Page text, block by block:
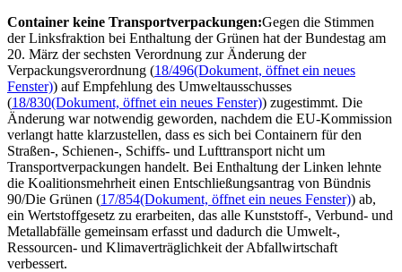
Container keine Transportverpackungen:Gegen die Stimmen
der Linksfraktion bei Enthaltung der Grünen hat der Bundestag am
20. März der sechsten Verordnung zur Änderung der
Verpackungsverordnung (18/496(Dokument, öffnet ein neues
Fenster)) auf Empfehlung des Umweltausschusses
(18/830(Dokument, öffnet ein neues Fenster)) zugestimmt. Die
Änderung war notwendig geworden, nachdem die EU-Kommission
verlangt hatte klarzustellen, dass es sich bei Containern für den
Straßen-, Schienen-, Schiffs- und Lufttransport nicht um
Transportverpackungen handelt. Bei Enthaltung der Linken lehnte
die Koalitionsmehrheit einen Entschließungsantrag von Bündnis
90/Die Grünen (17/854(Dokument, öffnet ein neues Fenster)) ab,
ein Wertstoffgesetz zu erarbeiten, das alle Kunststoff-, Verbund- und
Metallabfälle gemeinsam erfasst und dadurch die Umwelt-,
Ressourcen- und Klimaverträglichkeit der Abfallwirtschaft
verbessert.